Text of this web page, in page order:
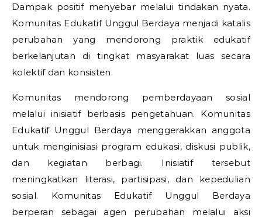
Dampak positif menyebar melalui tindakan nyata.
Komunitas Edukatif Unggul Berdaya menjadi katalis
perubahan yang mendorong praktik edukatif
berkelanjutan di tingkat masyarakat luas secara
kolektif dan konsisten.
Komunitas mendorong pemberdayaan sosial
melalui inisiatif berbasis pengetahuan. Komunitas
Edukatif Unggul Berdaya menggerakkan anggota
untuk menginisiasi program edukasi, diskusi publik,
dan kegiatan berbagi. Inisiatif tersebut
meningkatkan literasi, partisipasi, dan kepedulian
sosial. Komunitas Edukatif Unggul Berdaya
berperan sebagai agen perubahan melalui aksi